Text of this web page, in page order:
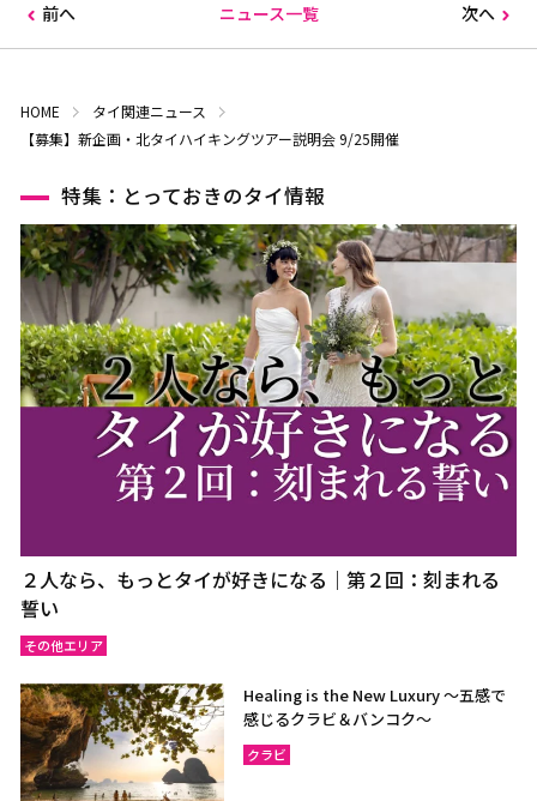
前へ ニュース一覧 次へ
HOME
タイ関連ニュース
【募集】新企画・北タイハイキングツアー説明会 9/25開催
特集：とっておきのタイ情報
２人なら、もっとタイが好きになる｜第２回：刻まれる
誓い
その他エリア
Healing is the New Luxury ～五感で
感じるクラビ＆バンコク～
クラビ